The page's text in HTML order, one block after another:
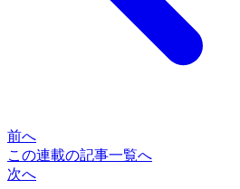
前へ
この連載の記事一覧へ
次へ